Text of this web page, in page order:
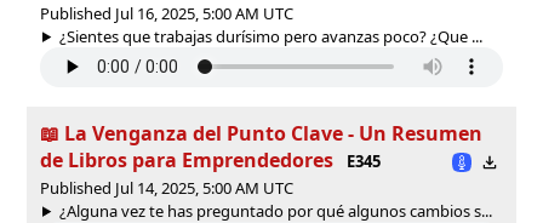
Published Jul 16, 2025, 5:00 AM UTC
¿Sientes que trabajas durísimo pero avanzas poco? ¿Que ...
📖 La Venganza del Punto Clave - Un Resumen
de Libros para Emprendedores
E345
Published Jul 14, 2025, 5:00 AM UTC
¿Alguna vez te has preguntado por qué algunos cambios s...